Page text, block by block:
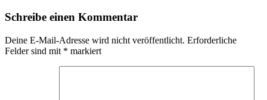
Schreibe einen Kommentar
Deine E-Mail-Adresse wird nicht veröffentlicht. Erforderliche
Felder sind mit * markiert